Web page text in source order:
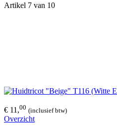
Artikel 7 van 10
€ 11,00 (inclusief btw)
Overzicht